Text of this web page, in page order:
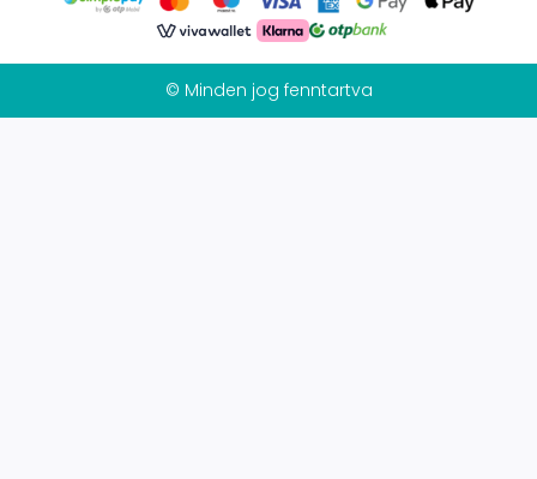
© Minden jog fenntartva